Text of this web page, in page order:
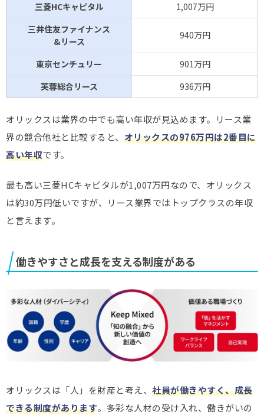
三菱HCキャピタル
1,007万円
三井住友ファイナンス
&リース
940万円
東京センチュリー
901万円
芙蓉総合リース
936万円
オリックスは業界の中でも高い年収が見込めます。リース業
界の競合他社と比較すると、 オリックスの976万円は2番目に
高い年収です。
最も高い三菱HCキャピタルが1,007万円なので、オリックス
は約30万円低いですが、リース業界ではトップクラスの年収
と言えます。
働きやすさと成長を支える制度がある
オリックスは「人」を財産と考え、 社員が働きやすく、成長
できる制度があります。多彩な人材の受け入れ、働きがいの